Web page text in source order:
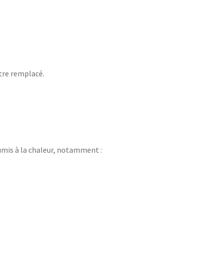
remplacé.
à la chaleur, notamment :